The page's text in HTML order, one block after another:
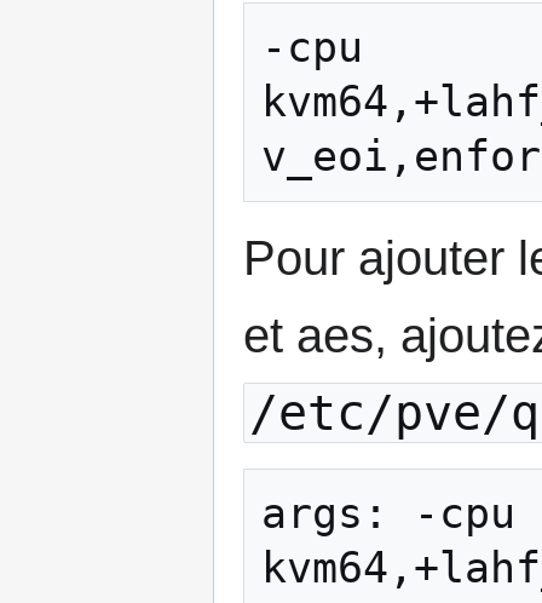
-cpu
Pour ajouter
et aes,
/etc/pve/
args: -cpu